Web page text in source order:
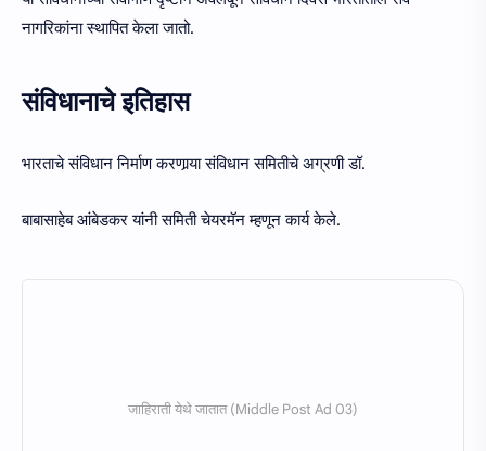
नागरिकांना स्थापित केला जातो.
संविधानाचे इतिहास
भारताचे संविधान निर्माण करणार्‍या संविधान समितीचे अग्रणी डॉ.
बाबासाहेब आंबेडकर यांनी समिती चेयरमॅन म्हणून कार्य केले.